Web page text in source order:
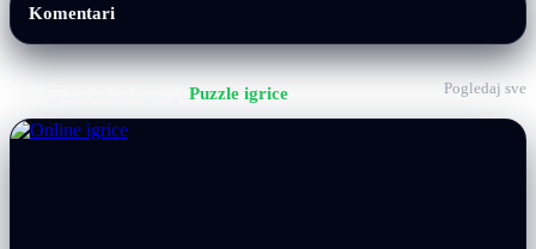
Komentari
Puzzle igrice Pogledaj sve